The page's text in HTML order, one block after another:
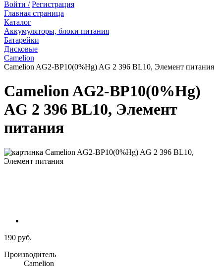
Войти / Регистрация
Главная страница
Каталог
Аккумуляторы, блоки питания
Батарейки
Дисковые
Camelion
Camelion AG2-BP10(0%Hg) AG 2 396 BL10, Элемент питания
Camelion AG2-BP10(0%Hg)
AG 2 396 BL10, Элемент
питания
190 руб.
Производитель
Camelion